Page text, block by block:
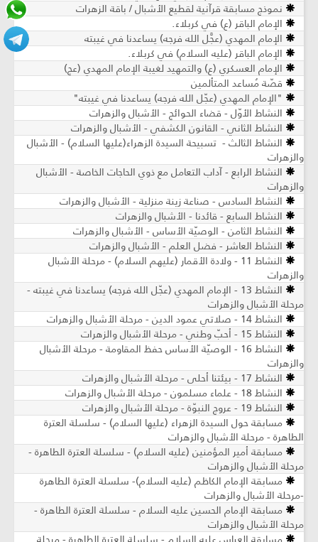
نموذج مسابقة قرآنية لقطيع الأشبال / باقة الزهرات
الإمام الباقر (ع) في كربلاء.
الإمام المهدي (عجَّل الله فرجه) يساعدنا في غيبته
الإمام الباقر (عليه السلام) في كربلاء.
الإمام العسكري (ع) والتمهيد لغيبة الإمام المهدي (عج)
قصّة مُساعد المتألمين
"الإمام المهدي (عجّل الله فرجه) يساعدنا في غيبته"
النشاط الأوّل - قضاء الحوائج - الأشبال والزهرات
النشاط الثاني - القانون الكشفي - الأشبال والزهرات
النشاط الثالث - تسبيحة السيدة الزهراء(علیها السلام) - الأشبال
والزهرات
النشاط الرابع - آداب التعامل مع ذوي الحاجات الخاصة - الأشبال
والزهرات
النشاط السادس - صناعة زينة منزلية - الأشبال والزهرات
النشاط السابع - قائدنا - الأشبال والزهرات
النشاط الثامن - الوصيّة الأساس - الأشبال والزهرات
النشاط العاشر - فضل العلم - الأشبال والزهرات
النشاط 11 - ولادة الأقمار (عليهم السلام) - مرحلة الأشبال
والزهرات
النشاط 13 - الإمام المهدي (عجّل الله فرجه) يساعدنا في غيبته -
مرحلة الأشبال والزهرات
النشاط 14 - صلاتي عمود الدين - مرحلة الأشبال والزهرات
النشاط 15 - أحبّ وطني - مرحلة الأشبال والزهرات
النشاط 16 - الوصيّة الأساس حفظ المقاومة - مرحلة الأشبال
والزهرات
النشاط 17 - بيئتنا أحلى - مرحلة الأشبال والزهرات
النشاط 18 - علماء مسلمون - مرحلة الأشبال والزهرات
النشاط 19 - عروج النبوّة - مرحلة الأشبال والزهرات
مسابقة حول السيدة الزهراء (عليها السلام) - سلسلة العترة
الطاهرة - مرحلة الأشبال والزهرات
مسابقة أمير المؤمنين (عليه السلام) - سلسلة العترة الطاهرة -
مرحلة الأشبال والزهرات
مسابقة الإمام الكاظم (عليه السلام)- سلسلة العترة الطاهرة
-مرحلة الأشبال والزهرات
مسابقة الإمام الحسين عليه السلام - سلسلة العترة الطاهرة -
مرحلة الأشبال والزهرات